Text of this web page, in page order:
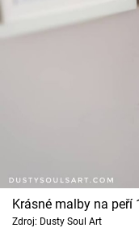
Cool Esport
Přihlášení
Krásné malby na peří
Zdroj: Dusty Soul Art